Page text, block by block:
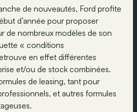
de nouveautés, Ford profite
d’année pour proposer
de nombreux modèles de son
« conditions
en effet différentes
et/ou de stock combinées.
de leasing, tant pour
et autres formules